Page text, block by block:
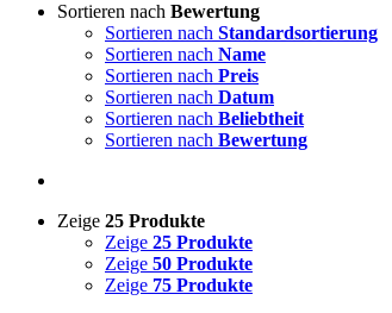
Sortieren nach Bewertung
Sortieren nach Standardsortierung
Sortieren nach Name
Sortieren nach Preis
Sortieren nach Datum
Sortieren nach Beliebtheit
Sortieren nach Bewertung
Zeige 25 Produkte
Zeige 25 Produkte
Zeige 50 Produkte
Zeige 75 Produkte